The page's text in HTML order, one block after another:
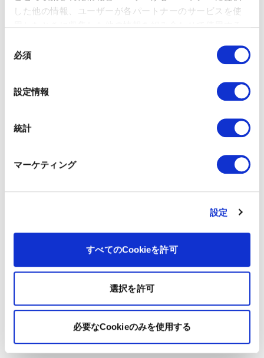
した他の情報、ユーザーが各パートナーのサービスを使
ッキーに同意したことになります。
必須
設定情報
統計
マーケティング
設定
すべてのCookieを許可
選択を許可
必要なCookieのみを使用する